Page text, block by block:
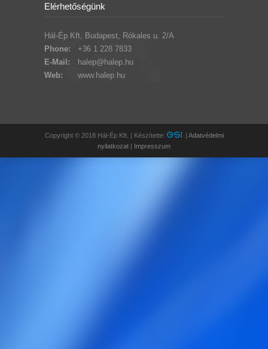
Elérhetőségünk
Hál-Ép Kft, Budapest, Rókales u. 2/A
Phone:
+36 1 228 7833
E-Mail:
halep@halep.hu
Web:
www.halep.hu
Copyright © 2018 Hál-Ép Kft. | Készítette: | Adatvédelmi
nyilatkozat | Impresszum